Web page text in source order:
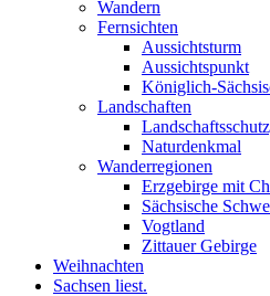
Wandern
Fernsichten
Aussichtsturm
Aussichtspunkt
Königlich-
Landschaften
Naturdenkmal
Wanderregionen
Erzgebirge mit
Sächsische
Vogtland
Zittauer Gebirge
Weihnachten
Sachsen liest.